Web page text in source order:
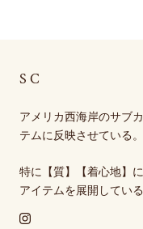
SC
アメリカ西海岸のサブ
テムに反映させている。
特に【質】【着心地】
アイテムを展開している